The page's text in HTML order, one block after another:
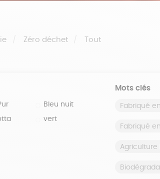
Zéro déchet Tout
Bleu nuit
vert
Mots clés
Fabriqué
Fabriqué
Agriculture